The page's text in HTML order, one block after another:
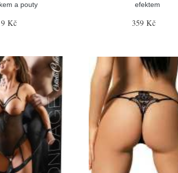
a pouty
Kč
efektem
359 Kč